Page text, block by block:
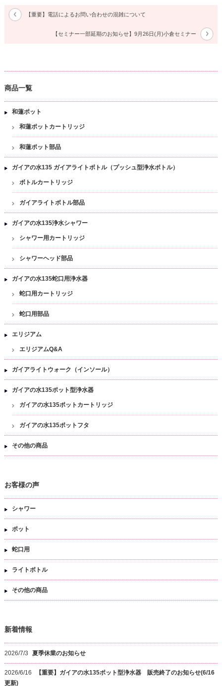
【重要】電話によるお問い合わせの混雑について
【セミナー一部延期のお知らせ】9月26日(月)小倉セミナー
商品一覧
和蓮ポット
和蓮ポットカートリッジ
和蓮ポット部品
ガイアの水135 ガイアライトボトル（プッシュ型浄水ボトル）
ボトルカートリッジ
ガイアライトボトル部品
ガイアの水135浄水シャワー
シャワー用カートリッジ
シャワーヘッド部品
ガイアの水135蛇口用浄水器
蛇口用カートリッジ
蛇口用部品
エリジアム
エリジアムQ&A
ガイアライトウォーク（インソール）
ガイアの水135ポット型浄水器
ガイアの水135ポットカートリッジ
ガイアの水135ポットフタ
その他の商品
お客様の声
シャワー
ポット
蛇口用
ライトボトル
その他の商品
新着情報
2026/7/3 夏季休業のお知らせ
2026/6/16
【重要】ガイアの水135ポット型浄水器 販売終了のお知らせ(6/16
更新)